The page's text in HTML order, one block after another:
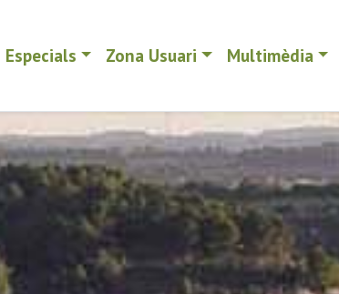
Especials Zona Usuari Multimèdia